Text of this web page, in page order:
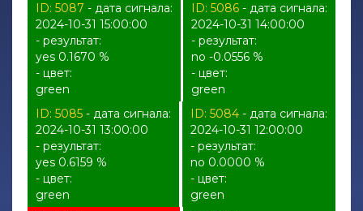
ID: 5087 - дата сигнала:
2024-10-31 15:00:00
- результат:
yes 0.1670 %
- цвет:
green
ID: 5086 - дата сигнала:
2024-10-31 14:00:00
- результат:
no -0.0556 %
- цвет:
green
ID: 5085 - дата сигнала:
2024-10-31 13:00:00
- результат:
yes 0.6159 %
- цвет:
green
ID: 5084 - дата сигнала:
2024-10-31 12:00:00
- результат:
no 0.0000 %
- цвет:
green